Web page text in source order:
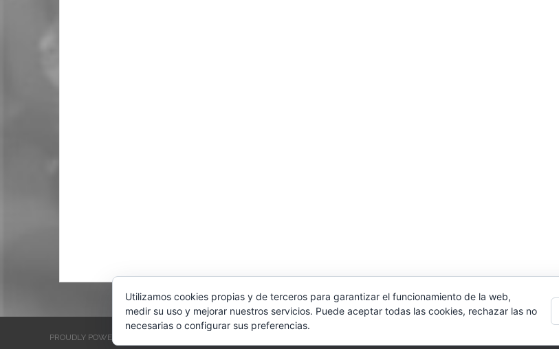
PROUDLY POWERED BY WORDPRESS
Utilizamos cookies propias y de terceros para garantizar el funcionamiento de la web,
medir su uso y mejorar nuestros servicios. Puede aceptar todas las cookies, rechazar las no
necesarias o configurar sus preferencias.